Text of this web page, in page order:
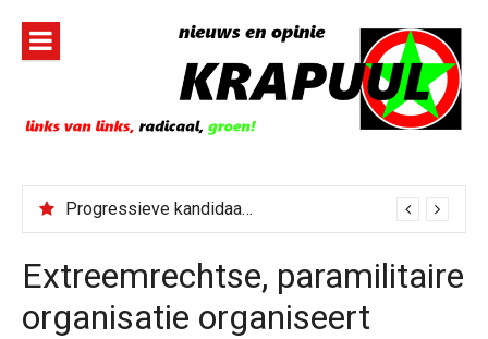
inhoud
Progressieve kandidaat El-Sayed senaatskandidaat Michigan
Extreemrechtse, paramilitaire
organisatie organiseert